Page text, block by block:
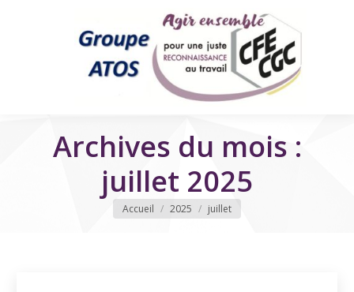
Archives du mois :
juillet 2025
Vous êtes ici
Accueil 2025 juillet